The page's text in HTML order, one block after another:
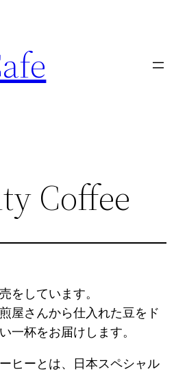
Coffee
をしています。
屋さんから仕入れた豆をド
一杯をお届けします。
ヒーとは、日本スペシャル